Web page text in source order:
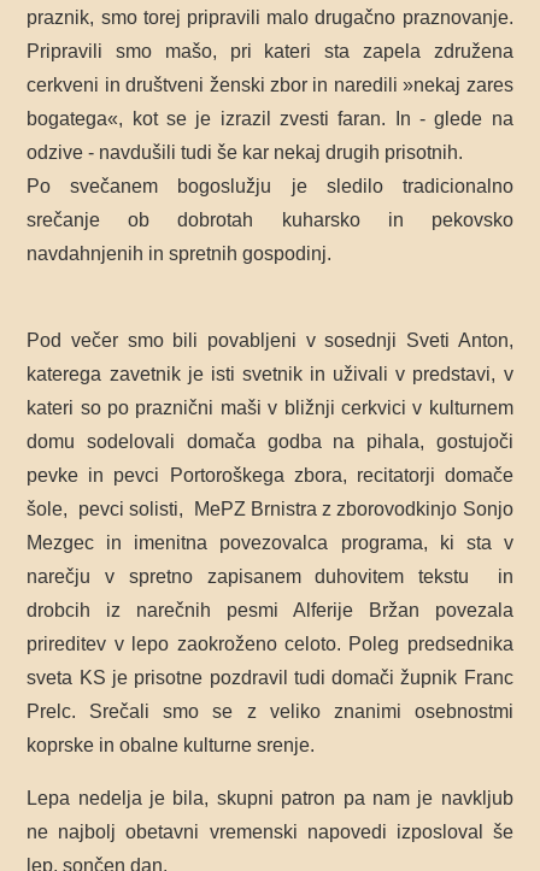
praznik, smo torej pripravili malo drugačno praznovanje.
Pripravili smo mašo, pri kateri sta zapela združena
cerkveni in društveni ženski zbor in naredili »nekaj zares
bogatega«, kot se je izrazil zvesti faran. In - glede na
odzive - navdušili tudi še kar nekaj drugih prisotnih.
Po svečanem bogoslužju je sledilo tradicionalno
srečanje ob dobrotah kuharsko in pekovsko
navdahnjenih in spretnih gospodinj.
Pod večer smo bili povabljeni v sosednji Sveti Anton,
katerega zavetnik je isti svetnik in uživali v predstavi, v
kateri so po praznični maši v bližnji cerkvici v kulturnem
domu sodelovali domača godba na pihala, gostujoči
pevke in pevci Portoroškega zbora, recitatorji domače
šole, pevci solisti, MePZ Brnistra z zborovodkinjo Sonjo
Mezgec in imenitna povezovalca programa, ki sta v
narečju v spretno zapisanem duhovitem tekstu in
drobcih iz narečnih pesmi Alferije Bržan povezala
prireditev v lepo zaokroženo celoto. Poleg predsednika
sveta KS je prisotne pozdravil tudi domači župnik Franc
Prelc. Srečali smo se z veliko znanimi osebnostmi
koprske in obalne kulturne srenje.
Lepa nedelja je bila, skupni patron pa nam je navkljub
ne najbolj obetavni vremenski napovedi izposloval še
lep, sončen dan.